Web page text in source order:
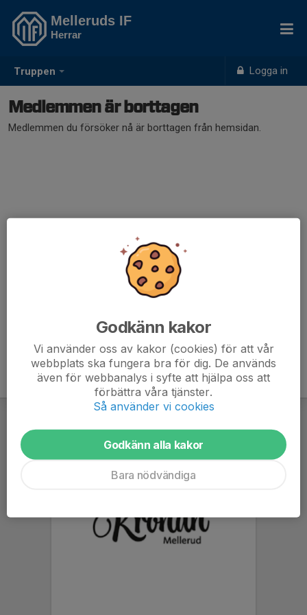
Truppen Logga in
Melleruds IF
Herrar
Medlemmen är borttagen
Medlemmen du försöker nå är borttagen från hemsidan.
Godkänn kakor
Vi använder oss av kakor (cookies) för att vår
webbplats ska fungera bra för dig. De används
även för webbanalys i syfte att hjälpa oss att
förbättra våra tjänster.
Så använder vi cookies
Godkänn alla kakor
Bara nödvändiga